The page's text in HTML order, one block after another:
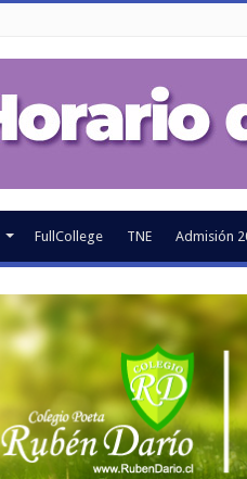
FullCollege TNE Admisión